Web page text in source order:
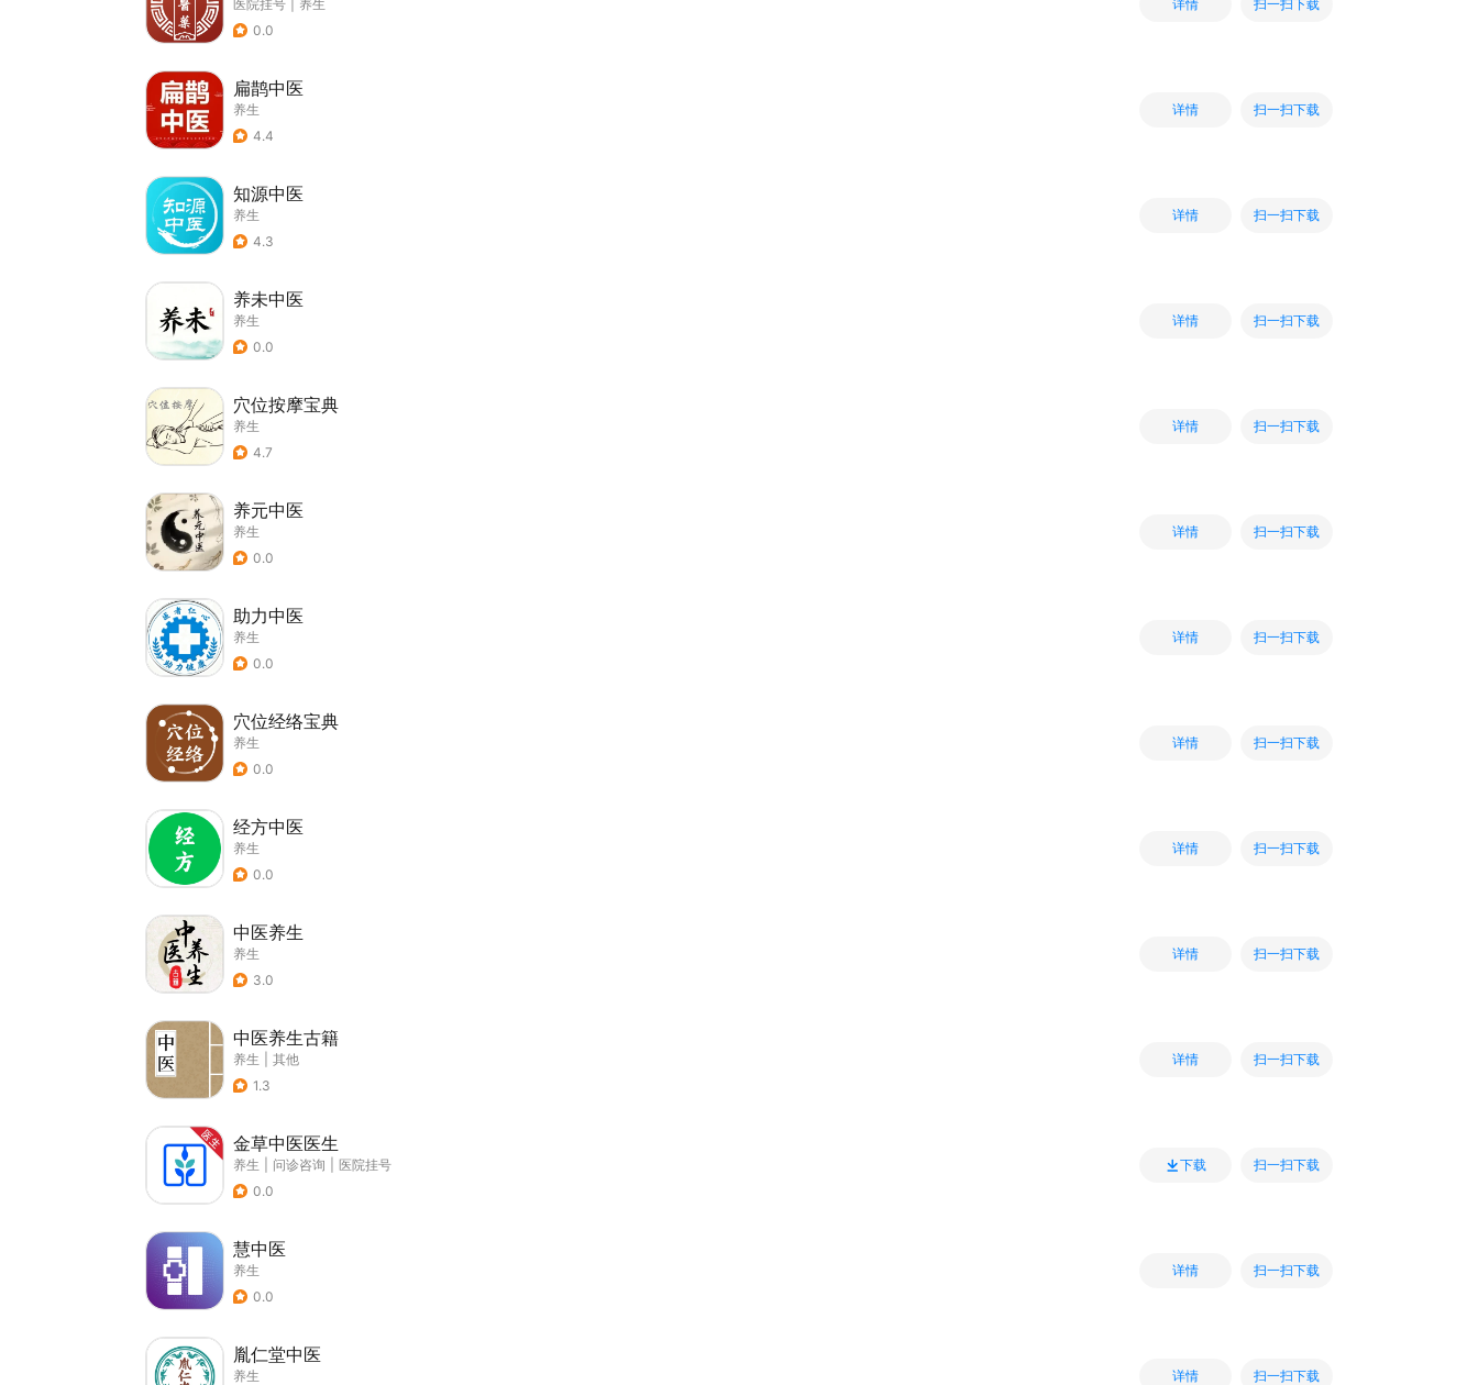
医院挂号
养生
0.0
详情 扫一扫下载
扁鹊中医
养生
4.4
详情 扫一扫下载
知源中医
养生
4.3
详情 扫一扫下载
养未中医
养生
0.0
详情 扫一扫下载
穴位按摩宝典
养生
4.7
详情 扫一扫下载
养元中医
养生
0.0
详情 扫一扫下载
助力中医
养生
0.0
详情 扫一扫下载
穴位经络宝典
养生
0.0
详情 扫一扫下载
经方中医
养生
0.0
详情 扫一扫下载
中医养生
养生
3.0
详情 扫一扫下载
中医养生古籍
养生
其他
1.3
详情 扫一扫下载
金草中医医生
养生 问诊咨询
医院挂号
0.0
下载 扫一扫下载
慧中医
养生
0.0
详情 扫一扫下载
胤仁堂中医
养生
详情 扫一扫下载